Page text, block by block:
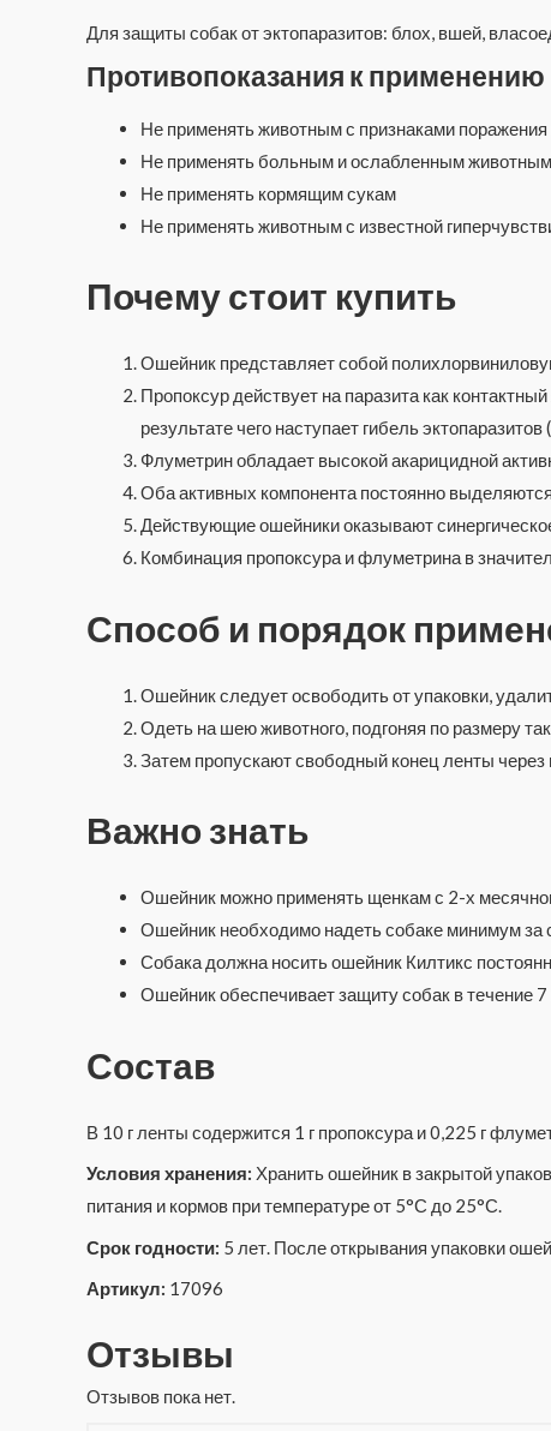
Для защиты собак от эктопаразитов: блох, вшей,
Противопоказания к применению
Не применять животным с признаками поражения
Не применять больным и ослабленным животным
Не применять кормящим сукам
Не применять животным с известной
Почему стоит купить
Ошейник представляет собой
Пропоксур действует на паразита как
результате чего наступает гибель
Флуметрин обладает высокой акарицидной
Оба активных компонента постоянно
Действующие ошейники оказывают
Комбинация пропоксура и флуметрина в
Способ и порядок
Ошейник следует освободить от упаковки,
Одеть на шею животного, подгоняя по размеру
Затем пропускают свободный конец ленты через
Важно знать
Ошейник можно применять щенкам с 2-х
Ошейник необходимо надеть собаке минимум за
Собака должна носить ошейник Килтикс
Ошейник обеспечивает защиту собак в течение
Состав
В 10 г ленты содержится 1 г пропоксура и 0,225 г
Условия хранения: Хранить ошейник в закрытой
питания и кормов при температуре от 5°С до 25°С.
Срок годности: 5 лет. После открывания упаковки
Артикул: 17096
Отзывы
Отзывов пока нет.